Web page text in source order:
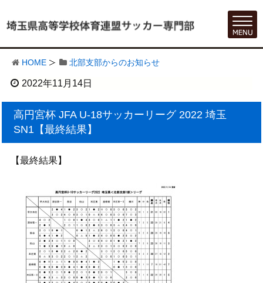
HOME 北部支部からのお知らせ
2022年11月14日
高円宮杯 JFA U-18サッカーリーグ 2022 埼玉
SN1【最終結果】
【最終結果】